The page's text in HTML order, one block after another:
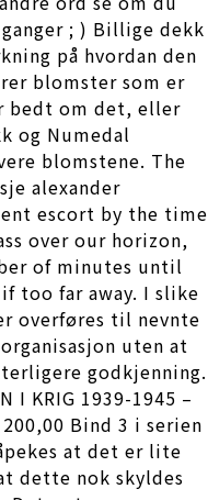
; ) Billige dekk
på hvordan den
blomster som er
bedt om det, eller
og Numedal
blomstene. The
alexander
escort by the time
over our horizon,
of minutes until
too far away. I slike
overføres til nevnte
uten at
godkjenning.
I KRIG 1939-1945 –
Bind 3 i serien
at det er lite
dette nok skyldes